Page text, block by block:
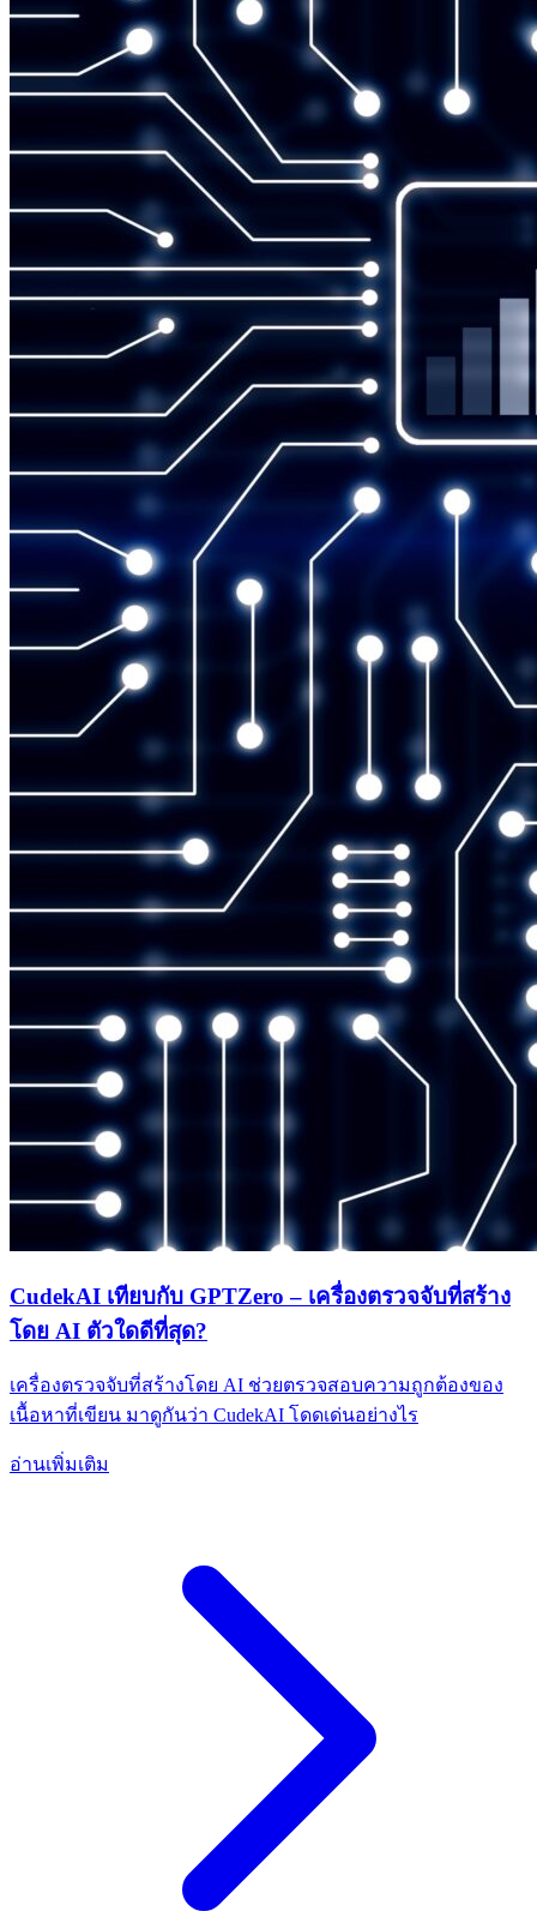
CudekAI เทียบกับ GPTZero – เครื่องตรวจจับที่สร้าง
โดย AI ตัวใดดีที่สุด?
เครื่องตรวจจับที่สร้างโดย AI ช่วยตรวจสอบความถูกต้องของ
เนื้อหาที่เขียน มาดูกันว่า CudekAI โดดเด่นอย่างไร
อ่านเพิ่มเติม